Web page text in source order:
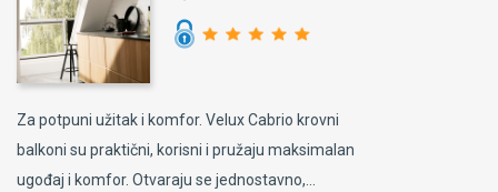
Za potpuni užitak i komfor. Velux Cabrio krovni
balkoni su praktični, korisni i pružaju maksimalan
ugođaj i komfor. Otvaraju se jednostavno,...